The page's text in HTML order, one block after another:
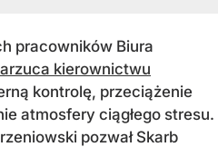
pracowników Biura
kierownictwu
kontrolę, przeciążenie
atmosfery ciągłego stresu.
pozwał Skarb